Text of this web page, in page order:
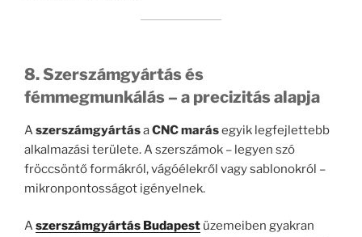
8. Szerszámgyártás és
fémmegmunkálás – a precizitás alapja
AszerszámgyártásaCNC marásegyik legfejlettebb
alkalmazási területe. A szerszámok – legyen szó
fröccsöntő formákról, vágóélekről vagy sablonokról –
mikronpontosságot igényelnek.
Aszerszámgyártás Budapest üzemeiben gyakran